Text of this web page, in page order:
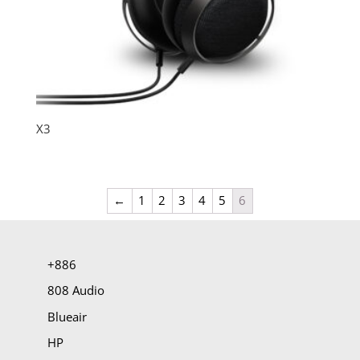
X3
← 1 2 3 4 5 6
+886
808 Audio
Blueair
HP